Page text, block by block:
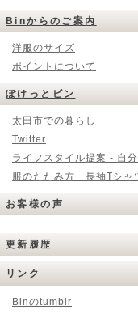
Binからのご案内
洋服のサイズ
ポイントについて
ぽけっとビン
太田市での暮らし
Twitter
ライフスタイル提案 - 自
服のたたみ方 長袖Tシャ
お客様の声
更新履歴
リンク
Binのtumblr